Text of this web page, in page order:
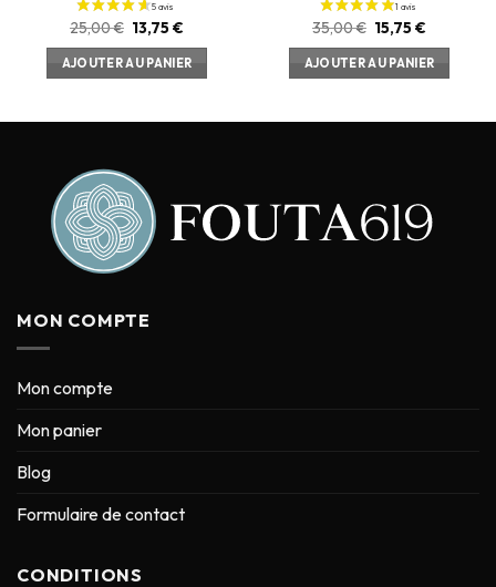
25,00€ 13,75€
AJOUTER AU PANIER
35,00€ 15,75€
AJOUTER AU PANIER
MON COMPTE
Mon compte
Mon panier
Blog
Formulaire de contact
CONDITIONS